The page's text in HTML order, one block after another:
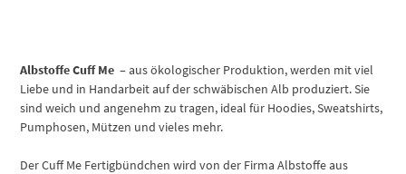
Albstoffe Cuff Me– aus ökologischer Produktion, werden mit viel
Liebe und in Handarbeit auf der schwäbischen Alb produziert. Sie
sind weich und angenehm zu tragen, ideal für Hoodies, Sweatshirts,
Pumphosen, Mützen und vieles mehr.
Der Cuff Me Fertigbündchen wird von der Firma Albstoffe aus